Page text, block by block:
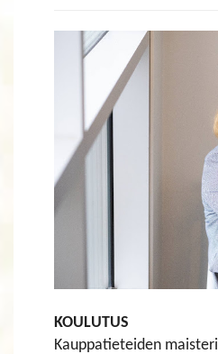
​​​​​​​KOULUTUS
Kauppatieteiden maisteri